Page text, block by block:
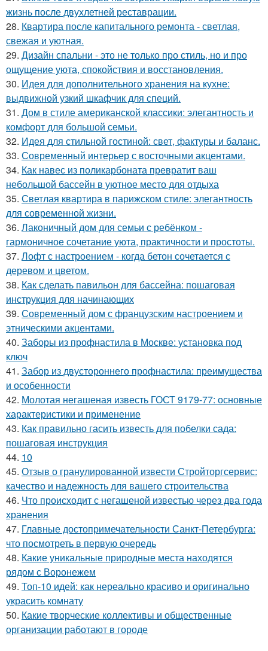
жизнь после двухлетней реставрации.
28. Квартира после капитального ремонта - светлая,
свежая и уютная.
29. Дизайн спальни - это не только про стиль, но и про
ощущение уюта, спокойствия и восстановления.
30. Идея для дополнительного хранения на кухне:
выдвижной узкий шкафчик для специй.
31. Дом в стиле американской классики: элегантность и
комфорт для большой семьи.
32. Идея для стильной гостиной: свет, фактуры и баланс.
33. Современный интерьер с восточными акцентами.
34. Как навес из поликарбоната превратит ваш
небольшой бассейн в уютное место для отдыха
35. Светлая квартира в парижском стиле: элегантность
для современной жизни.
36. Лаконичный дом для семьи с ребёнком -
гармоничное сочетание уюта, практичности и простоты.
37. Лофт с настроением - когда бетон сочетается с
деревом и цветом.
38. Как сделать павильон для бассейна: пошаговая
инструкция для начинающих
39. Современный дом с французским настроением и
этническими акцентами.
40. Заборы из профнастила в Москве: установка под
ключ
41. Забор из двустороннего профнастила: преимущества
и особенности
42. Молотая негашеная известь ГОСТ 9179-77: основные
характеристики и применение
43. Как правильно гасить известь для побелки сада:
пошаговая инструкция
44. 10
45. Отзыв о гранулированной извести Стройторгсервис:
качество и надежность для вашего строительства
46. Что происходит с негашеной известью через два года
хранения
47. Главные достопримечательности Санкт-Петербурга:
что посмотреть в первую очередь
48. Какие уникальные природные места находятся
рядом с Воронежем
49. Топ-10 идей: как нереально красиво и оригинально
украсить комнату
50. Какие творческие коллективы и общественные
организации работают в городе